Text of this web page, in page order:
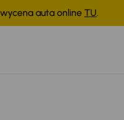
auta online TU.